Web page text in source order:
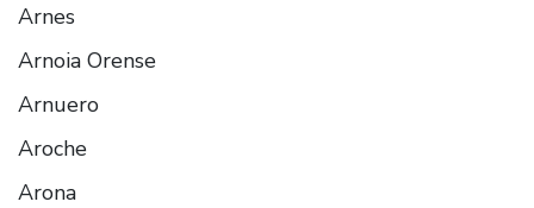
Arnes
Arnoia Orense
Arnuero
Aroche
Arona